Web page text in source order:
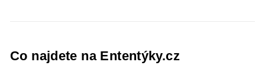
Co najdete na Ententýky.cz